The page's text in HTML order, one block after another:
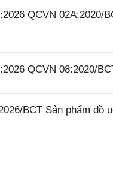
QCVN 02A:2020/
QCVN 08:2020/
BCT Sản phẩm đồ